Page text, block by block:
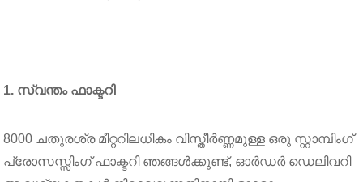
1. സ്വന്തം ഫാക്ടറി
8000 ചതുരശ്ര മീറ്ററിലധികം വിസ്തീർണ്ണമുള്ള ഒരു സ്റ്റാമ്പിംഗ്
പ്രോസസ്സിംഗ് ഫാക്ടറി ഞങ്ങൾക്കുണ്ട്, ഓർഡർ ഡെലിവറി